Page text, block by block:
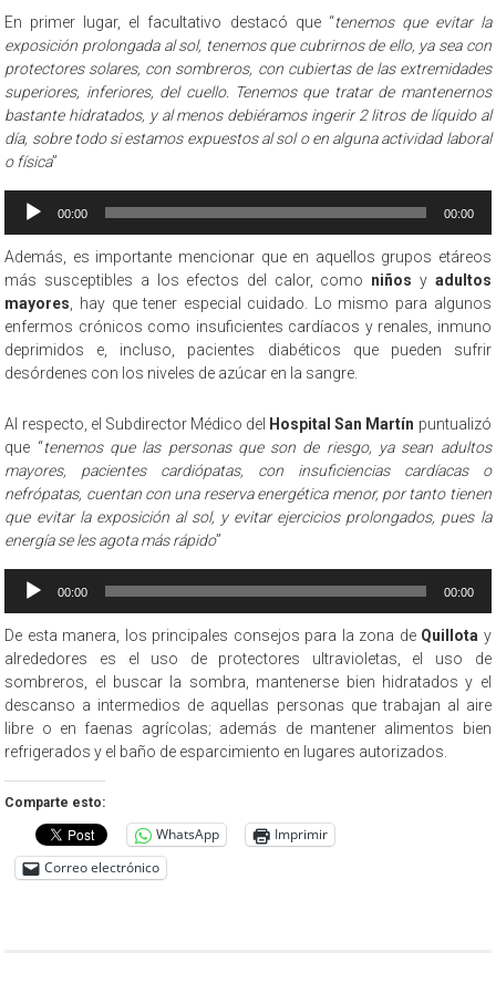
En primer lugar, el facultativo destacó que “tenemos que evitar la
exposición prolongada al sol, tenemos que cubrirnos de ello, ya sea con
protectores solares, con sombreros, con cubiertas de las extremidades
superiores, inferiores, del cuello. Tenemos que tratar de mantenernos
bastante hidratados, y al menos debiéramos ingerir 2 litros de líquido al
día, sobre todo si estamos expuestos al sol o en alguna actividad laboral
o física”
Reproductor
audio
00:00 00:00
Además, es importante mencionar que en aquellos grupos etáreos
más susceptibles a los efectos del calor, como niños y adultos
mayores , hay que tener especial cuidado. Lo mismo para algunos
enfermos crónicos como insuficientes cardíacos y renales, inmuno
deprimidos e, incluso, pacientes diabéticos que pueden sufrir
desórdenes con los niveles de azúcar en la sangre.
Al respecto, el Subdirector Médico del Hospital San Martín puntualizó
que “tenemos que las personas que son de riesgo, ya sean adultos
mayores, pacientes cardiópatas, con insuficiencias cardíacas o
nefrópatas, cuentan con una reserva energética menor, por tanto tienen
que evitar la exposición al sol, y evitar ejercicios prolongados, pues la
energía se les agota más rápido”
Reproductor
audio
00:00 00:00
De esta manera, los principales consejos para la zona de Quillota y
alrededores es el uso de protectores ultravioletas, el uso de
sombreros, el buscar la sombra, mantenerse bien hidratados y el
descanso a intermedios de aquellas personas que trabajan al aire
libre o en faenas agrícolas; además de mantener alimentos bien
refrigerados y el baño de esparcimiento en lugares autorizados.
Comparte esto:
WhatsApp
Imprimir
Correo electrónico